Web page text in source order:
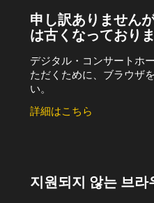
申し訳ありません
は古くなっており
デジタル・コンサートホ
ただくために、ブラウザ
い。
詳細はこちら
지원되지 않는 브